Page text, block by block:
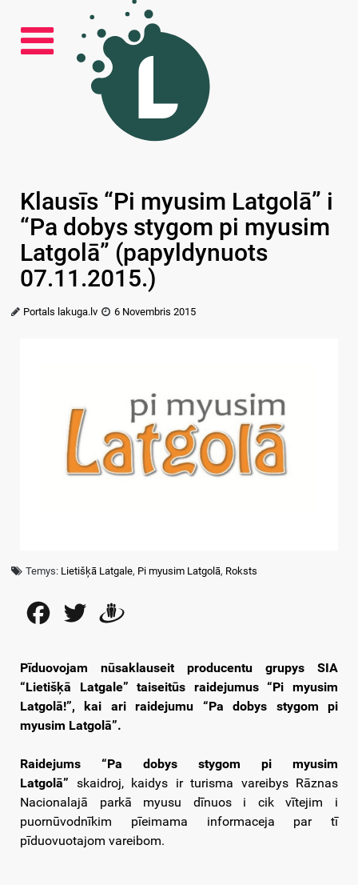
Klausīs “Pi myusim Latgolā” i
“Pa dobys stygom pi myusim
Latgolā” (papyldynuots
07.11.2015.)
Portals lakuga.lv 6 Novembris 2015
Temys: Lietišķā Latgale, Pi myusim Latgolā, Roksts
FacebookTwitter
Pīduovojam nūsaklauseit producentu grupys SIA
“Lietišķā Latgale” taiseitūs raidejumus “Pi myusim
Latgolā!”, kai ari raidejumu “Pa dobys stygom pi
myusim Latgolā”.
Raidejums “Pa dobys stygom pi myusim
Latgolā” skaidroj, kaidys ir turisma vareibys Rāznas
Nacionalajā parkā myusu dīnuos i cik vītejim i
puornūvodnīkim pīeimama informaceja par tī
pīduovuotajom vareibom.